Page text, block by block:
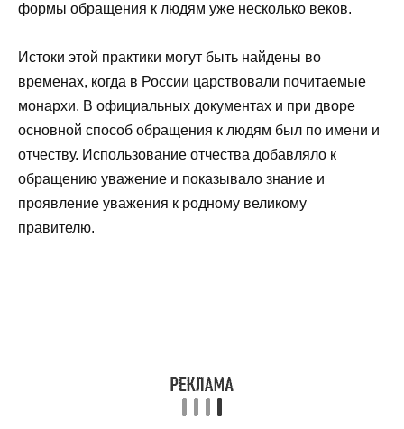
формы обращения к людям уже несколько веков.
Истоки этой практики могут быть найдены во
временах, когда в России царствовали почитаемые
монархи. В официальных документах и при дворе
основной способ обращения к людям был по имени и
отчеству. Использование отчества добавляло к
обращению уважение и показывало знание и
проявление уважения к родному великому
правителю.